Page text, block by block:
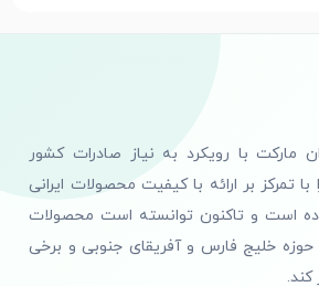
مارکت با رویکرد به نیاز صادرات کشور
تمرکز بر ارائه با کیفیت محصولات ایرانی
آغاز نموده است و تاکنون توانسته است محصولات
حوزه خلیج فارس و آفریقای جنوبی و برخی
کند.